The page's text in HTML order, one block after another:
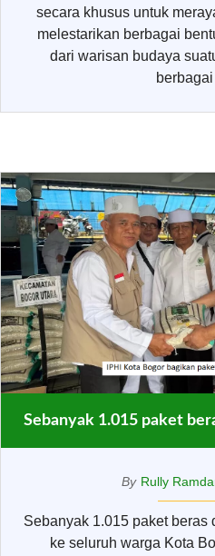
secara khusus untuk
melestarikan berbagai
dari warisan budaya
By Rully
Sebanyak 1.015 paket
ke seluruh warga Kota